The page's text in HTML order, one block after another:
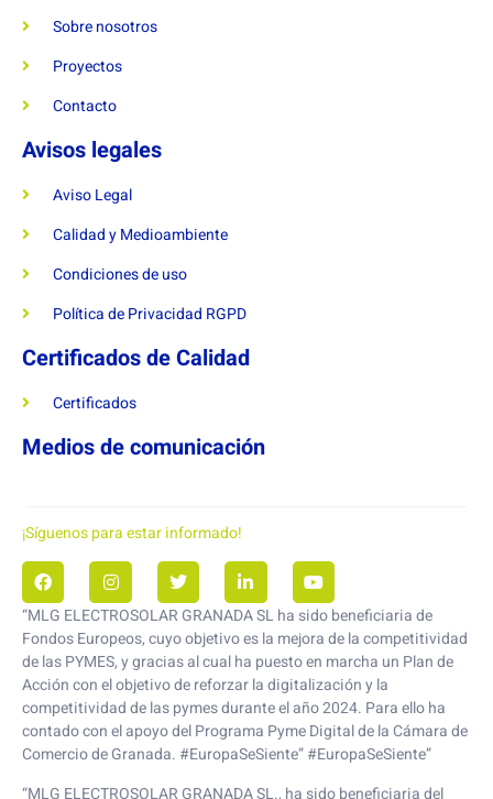
Sobre nosotros
Proyectos
Contacto
Avisos legales
Aviso Legal
Calidad y Medioambiente
Condiciones de uso
Política de Privacidad RGPD
Certificados de Calidad
Certificados
Medios de comunicación
¡Síguenos para estar informado!
“MLG ELECTROSOLAR GRANADA SL ha sido beneficiaria de
Fondos Europeos, cuyo objetivo es la mejora de la competitividad
de las PYMES, y gracias al cual ha puesto en marcha un Plan de
Acción con el objetivo de reforzar la digitalización y la
competitividad de las pymes durante el año 2024. Para ello ha
contado con el apoyo del Programa Pyme Digital de la Cámara de
Comercio de Granada. #EuropaSeSiente” #EuropaSeSiente”
“MLG ELECTROSOLAR GRANADA SL., ha sido beneficiaria del